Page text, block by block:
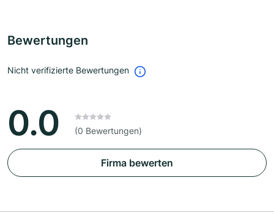
Bewertungen
Nicht verifizierte Bewertungen
0.0 (0 Bewertungen)
Firma bewerten